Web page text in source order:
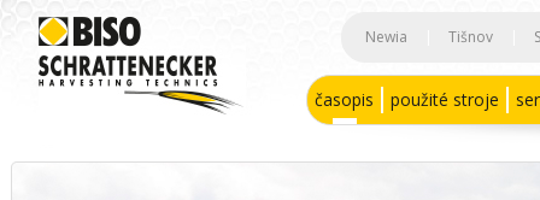
Newia Tišnov
časopis použité stroje